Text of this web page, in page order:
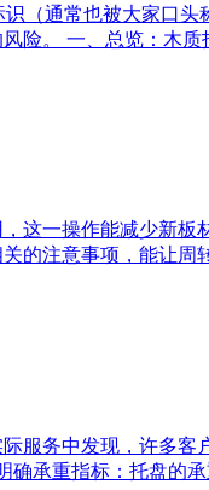
（通常也被大家口头
险。 一、总览：木
这一操作能减少新
的注意事项，能让
务中发现，许多客
承重指标：托盘的